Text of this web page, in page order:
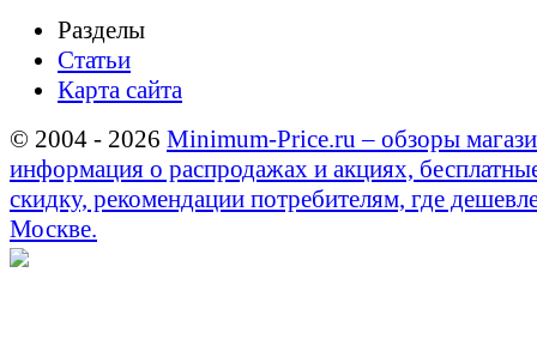
Разделы
Статьи
Карта сайта
© 2004 - 2026 Minimum-Price.ru – обзоры
информация о распродажах и акциях,
скидку, рекомендации потребителям, где
Москве.